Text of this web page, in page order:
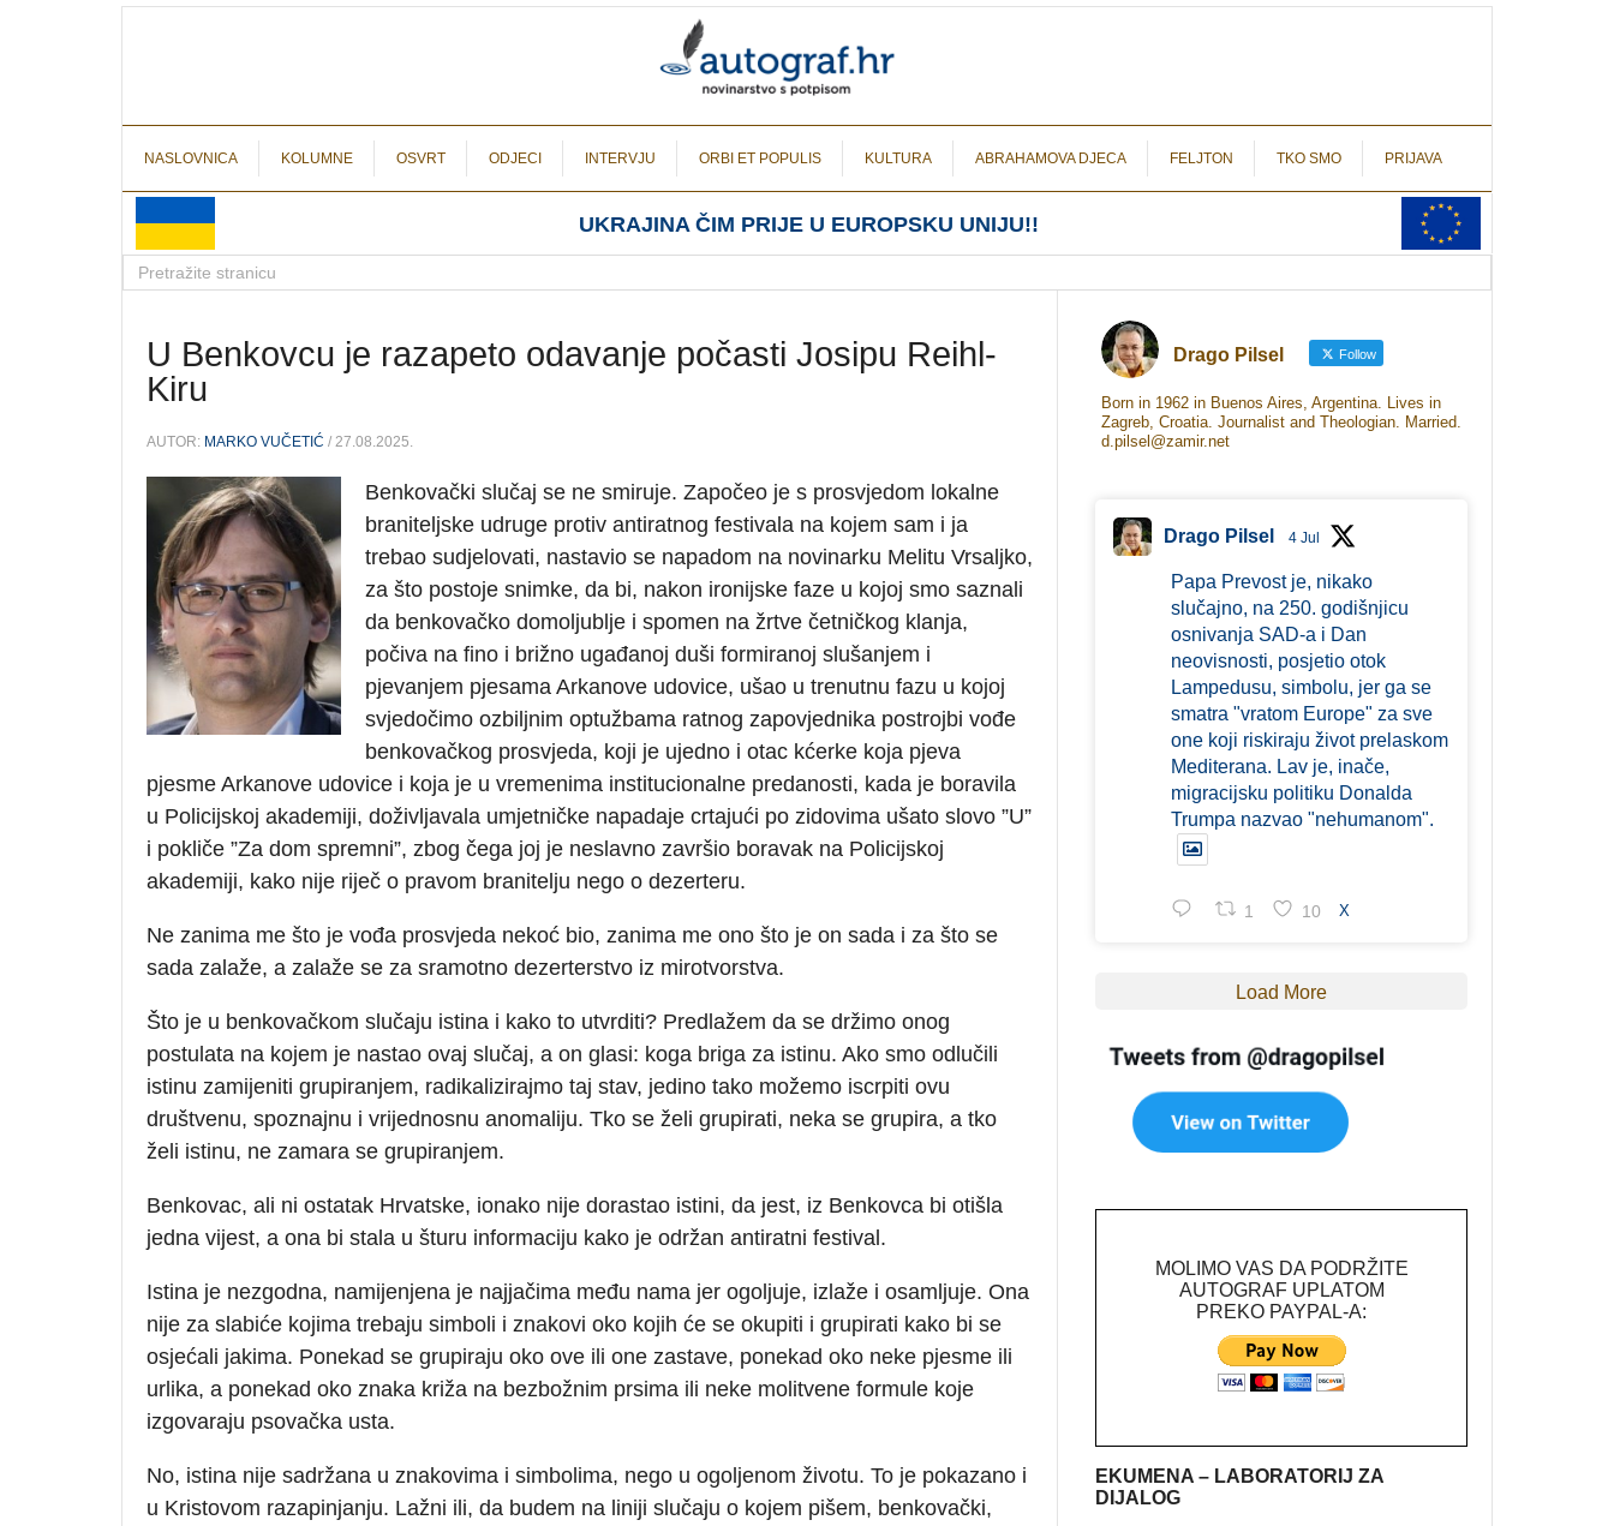
NASLOVNICA KOLUMNE OSVRT ODJECI INTERVJU ORBI ET POPULIS KULTURA ABRAHAMOVA DJECA FELJTON TKO SMO PRIJAVA
UKRAJINA ČIM PRIJE U EUROPSKU UNIJU!!
U Benkovcu je razapeto odavanje počasti Josipu Reihl-
Kiru
AUTOR: MARKO VUČETIĆ / 27.08.2025.
Benkovački slučaj se ne smiruje. Započeo je s prosvjedom lokalne
braniteljske udruge protiv antiratnog festivala na kojem sam i ja
trebao sudjelovati, nastavio se napadom na novinarku Melitu Vrsaljko,
za što postoje snimke, da bi, nakon ironijske faze u kojoj smo saznali
da benkovačko domoljublje i spomen na žrtve četničkog klanja,
počiva na fino i brižno ugađanoj duši formiranoj slušanjem i
pjevanjem pjesama Arkanove udovice, ušao u trenutnu fazu u kojoj
svjedočimo ozbiljnim optužbama ratnog zapovjednika postrojbi vođe
benkovačkog prosvjeda, koji je ujedno i otac kćerke koja pjeva
pjesme Arkanove udovice i koja je u vremenima institucionalne predanosti, kada je boravila
u Policijskoj akademiji, doživljavala umjetničke napadaje crtajući po zidovima ušato slovo ”U”
i pokliče ”Za dom spremni”, zbog čega joj je neslavno završio boravak na Policijskoj
akademiji, kako nije riječ o pravom branitelju nego o dezerteru.
Ne zanima me što je vođa prosvjeda nekoć bio, zanima me ono što je on sada i za što se
sada zalaže, a zalaže se za sramotno dezerterstvo iz mirotvorstva.
Što je u benkovačkom slučaju istina i kako to utvrditi? Predlažem da se držimo onog
postulata na kojem je nastao ovaj slučaj, a on glasi: koga briga za istinu. Ako smo odlučili
istinu zamijeniti grupiranjem, radikalizirajmo taj stav, jedino tako možemo iscrpiti ovu
društvenu, spoznajnu i vrijednosnu anomaliju. Tko se želi grupirati, neka se grupira, a tko
želi istinu, ne zamara se grupiranjem.
Benkovac, ali ni ostatak Hrvatske, ionako nije dorastao istini, da jest, iz Benkovca bi otišla
jedna vijest, a ona bi stala u šturu informaciju kako je održan antiratni festival.
Istina je nezgodna, namijenjena je najjačima među nama jer ogoljuje, izlaže i osamljuje. Ona
nije za slabiće kojima trebaju simboli i znakovi oko kojih će se okupiti i grupirati kako bi se
osjećali jakima. Ponekad se grupiraju oko ove ili one zastave, ponekad oko neke pjesme ili
urlika, a ponekad oko znaka križa na bezbožnim prsima ili neke molitvene formule koje
izgovaraju psovačka usta.
No, istina nije sadržana u znakovima i simbolima, nego u ogoljenom životu. To je pokazano i
u Kristovom razapinjanju. Lažni ili, da budem na liniji slučaju o kojem pišem, benkovački,
Drago Pilsel Follow
Born in 1962 in Buenos Aires, Argentina. Lives in
Zagreb, Croatia. Journalist and Theologian. Married.
d.pilsel@zamir.net
Drago Pilsel 4 Jul
Papa Prevost je, nikako
slučajno, na 250. godišnjicu
osnivanja SAD-a i Dan
neovisnosti, posjetio otok
Lampedusu, simbolu, jer ga se
smatra "vratom Europe" za sve
one koji riskiraju život prelaskom
Mediterana. Lav je, inače,
migracijsku politiku Donalda
Trumpa nazvao "nehumanom".
1 10 X
Load More
MOLIMO VAS DA PODRŽITE
AUTOGRAF UPLATOM
PREKO PAYPAL-A:
EKUMENA – LABORATORIJ ZA
DIJALOG